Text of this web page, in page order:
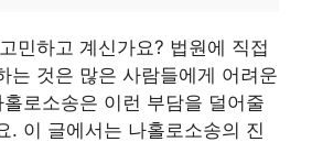
민하고 계신가요? 법원에 직접
는 것은 많은 사람들에게 어려운
로소송은 이런 부담을 덜어줄
. 이 글에서는 나홀로소송의 진